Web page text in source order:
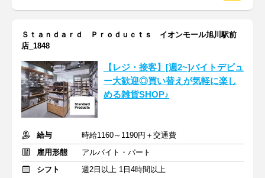
Ｓｔａｎｄａｒｄ Ｐｒｏｄｕｃｔｓ イオンモール旭川駅前
店_1848
【レジ・接客】[週2~]バイトデビュ
ー大歓迎◎買い替えが気軽に楽し
める雑貨SHOP♪
給与
時給1160～1190円＋交通費
雇用形態
アルバイト・パート
シフト
週2日以上 1日4時間以上